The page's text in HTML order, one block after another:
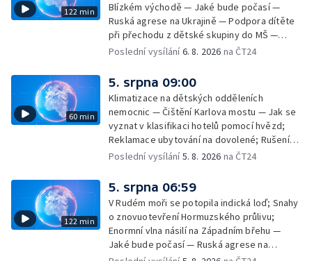
122 min
Blízkém východě — Jaké bude počasí —
Ruská agrese na Ukrajině — Podpora dítěte
při přechodu z dětské skupiny do MŠ —
Filmové premiéry týdne — Dvě deci tuše v
rakovinu prsu
Poslední vysílání6. 8. 2026 na ČT24
60 min
5. srpna 09:00
Klimatizace na dětských odděleních
nemocnic — Čištění Karlova mostu — Jak se
vyznat v klasifikaci hotelů pomocí hvězd;
Reklamace ubytování na dovolené; Rušení
dovolené kvůli přírodním živlům; Práva
na dovolené v zahraničí; Platby a výběry na
dovolené v zahraničí — Těžba léčivé rašeliny
u Malé Morávky
Poslední vysílání5. 8. 2026 na ČT24
122 min
5. srpna 06:59
V Rudém moři se potopila indická loď; Snahy
o znovuotevření Hormuzského průlivu;
Enormní vlna násilí na Západním břehu —
Jaké bude počasí — Ruská agrese na
Ukrajině — Vliv veder na lidské orgány — Při